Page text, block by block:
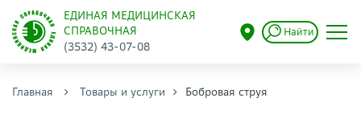
ЕДИНАЯ МЕДИЦИНСКАЯ
СПРАВОЧНАЯ
(3532) 43-07-08
Найти
Главная Товары и услуги Бобровая струя